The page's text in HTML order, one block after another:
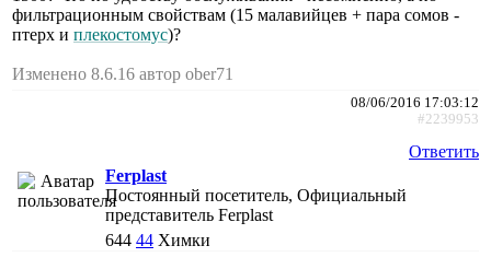
фильтрационным свойствам (15 малавийцев + пара сомов -
птерх и плекостомус)?
Изменено 8.6.16 автор ober71
08/06/2016 17:03:12
#2239953
Ответить
Ferplast
Постоянный посетитель, Официальный
представитель Ferplast
644 44 Химки